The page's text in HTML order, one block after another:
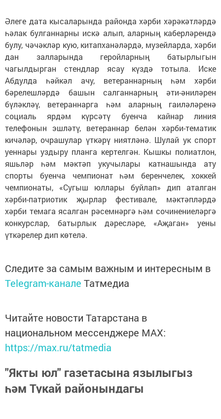
Әлеге дата кысаларында районда хәрби хәрәкәтләрдә
һәлак булганнарны искә алып, аларның каберләрендә
булу, чәчәкләр кую, китапханәләрдә, музейларда, хәрби
дан залларында геройларның батырлыгын
чагылдырган стендлар ясау күздә тотыла. Иске
Абдулда һәйкәл ачу, ветераннарның һәм хәрби
бәрелешләрдә башын салганнарның әти-әниләрен
бүләкләү, ветераннарга һәм аларның гаиләләренә
социаль ярдәм күрсәтү буенча кайнар линия
телефонын эшләтү, ветераннар белән хәрби-тематик
кичәләр, очрашулар үткәрү ниятләнә. Шулай ук спорт
уеннары уздыру планга кертелгән. Кышкы полиатлон,
яшьләр һәм мәктәп укучылары катнашында ату
спорты буенча чемпионат һәм беренчелек, хоккей
чемпионаты, «Сугыш юллары буйлап» дип аталган
хәрби-патриотик җырлар фестивале, мәктәпләрдә
хәрби темага ясалган рәсемнәргә һәм сочинениеләргә
конкурслар, батырлык дәресләре, «Аҗаган» уены
үткәрелер дип көтелә.
Следите за самым важным и интересным в
Telegram-канале Татмедиа
Читайте новости Татарстана в
национальном мессенджере MАХ:
https://max.ru/tatmedia
"Якты юл" газетасына язылыгыз
һәм Тукай районындагы